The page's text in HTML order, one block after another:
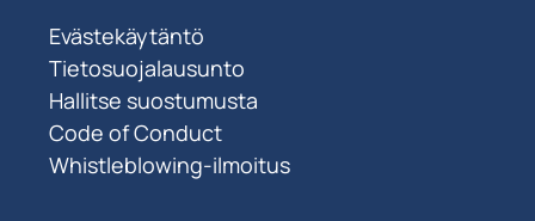
Evästekäytäntö
Tietosuojalausunto
Hallitse suostumusta
Code of Conduct
Whistleblowing-ilmoitus